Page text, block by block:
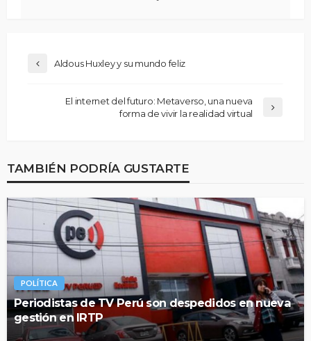
Aldous Huxley y su mundo feliz
El internet del futuro: Metaverso, una nueva
forma de vivir la realidad virtual
TAMBIÉN PODRÍA GUSTARTE
POLÍTICA
Periodistas de TV Perú son despedidos en nueva
gestión en IRTP